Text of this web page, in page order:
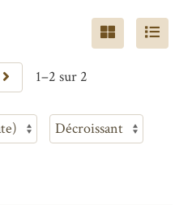
1–2 sur 2